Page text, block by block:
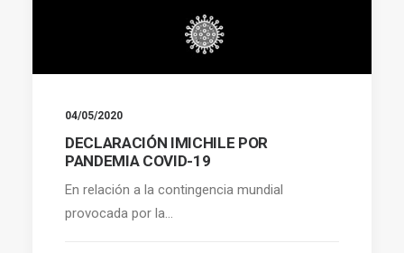
04/05/2020
DECLARACIÓN IMICHILE POR
PANDEMIA COVID-19
En relación a la contingencia mundial
provocada por la…